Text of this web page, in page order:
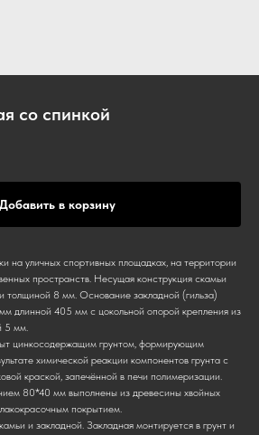
со спинкой
Добавить в корзину
на уличных спортивных площадках, на территории
пространств. Несущая конструкция скамьи
толщиной 8 мм. Основание закладной (гильза)
длинной 405 мм с цокольной опорой крепления из
5 мм.
цинкосодержащим грунтом, формирующим
химической реакции компонентов грунта с
краской, запечённой в печи полимеризации.
80*40 мм выполнены из древесины хвойных
покрытием.
и закладной. Закладная монтируется в грунт и